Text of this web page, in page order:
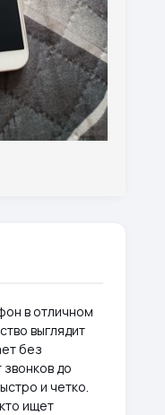
в отличном
выглядит
без
до
и четко.
ищет